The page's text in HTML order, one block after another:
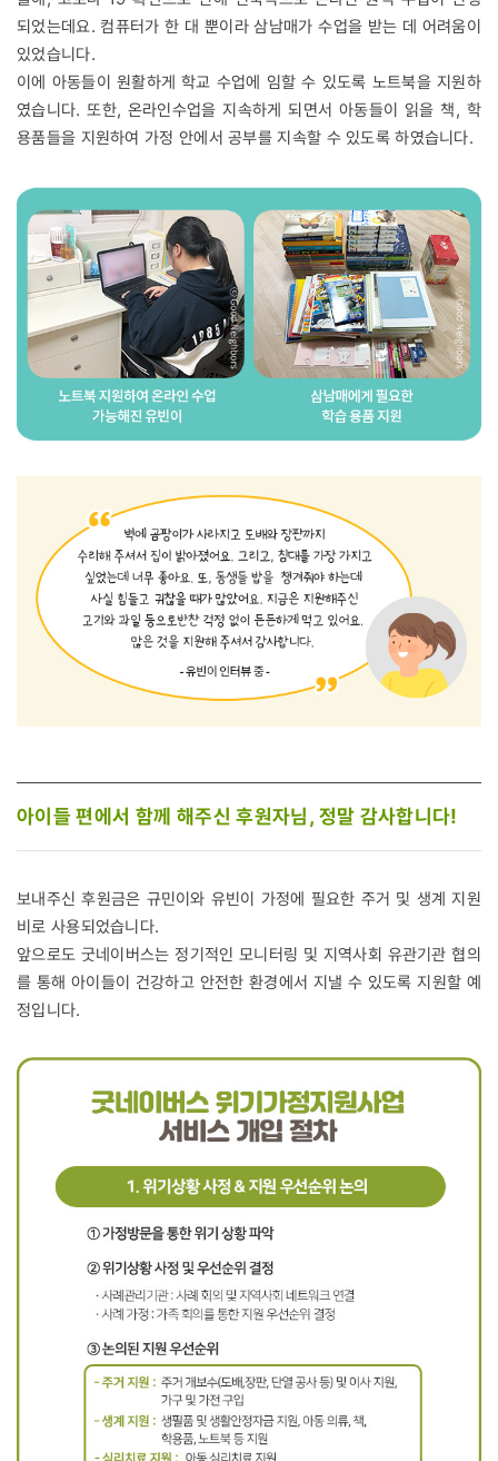
되었는데요. 컴퓨터가 한 대 뿐이라 삼남매가 수업을 받는 데 어려움이
있었습니다.
이에 아동들이 원활하게 학교 수업에 임할 수 있도록 노트북을 지원하
였습니다. 또한, 온라인수업을 지속하게 되면서 아동들이 읽을 책, 학
용품들을 지원하여 가정 안에서 공부를 지속할 수 있도록 하였습니다.
아이들 편에서 함께 해주신 후원자님, 정말 감사합니다!
보내주신 후원금은 규민이와 유빈이 가정에 필요한 주거 및 생계 지원
비로 사용되었습니다.
앞으로도 굿네이버스는 정기적인 모니터링 및 지역사회 유관기관 협의
를 통해 아이들이 건강하고 안전한 환경에서 지낼 수 있도록 지원할 예
정입니다.